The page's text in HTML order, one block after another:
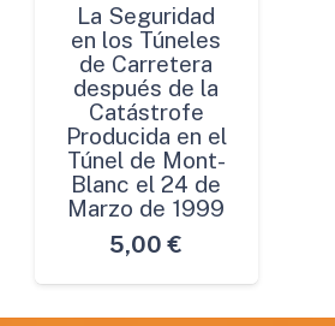
La Seguridad
en los Túneles
de Carretera
después de la
Catástrofe
Producida en el
Túnel de Mont-
Blanc el 24 de
Marzo de 1999
5,00 €